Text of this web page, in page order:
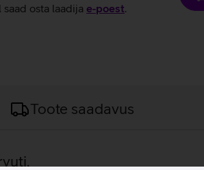
saad osta laadija e‑poest.
Toote saadavus